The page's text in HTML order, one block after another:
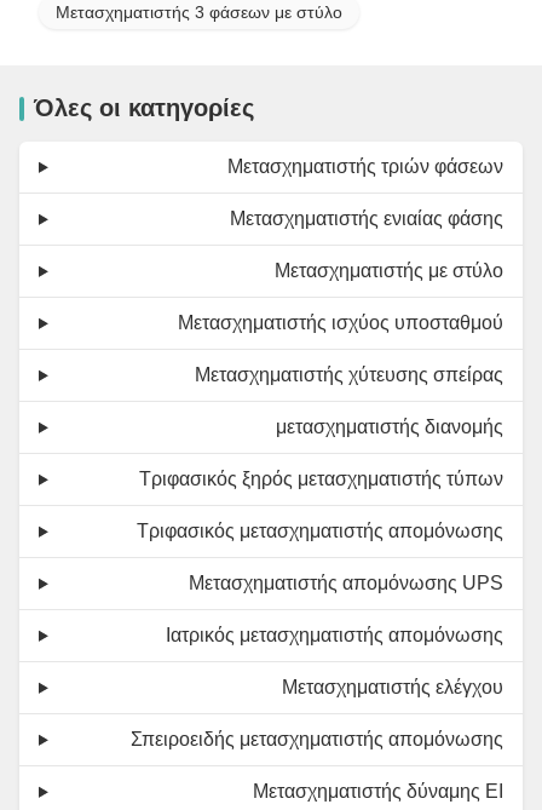
Μετασχηματιστής 3 φάσεων με στύλο
Όλες οι κατηγορίες
Μετασχηματιστής τριών φάσεων
Μετασχηματιστής ενιαίας φάσης
Μετασχηματιστής με στύλο
Μετασχηματιστής ισχύος υποσταθμού
Μετασχηματιστής χύτευσης σπείρας
μετασχηματιστής διανομής
Τριφασικός ξηρός μετασχηματιστής τύπων
Τριφασικός μετασχηματιστής απομόνωσης
Μετασχηματιστής απομόνωσης UPS
Ιατρικός μετασχηματιστής απομόνωσης
Μετασχηματιστής ελέγχου
Σπειροειδής μετασχηματιστής απομόνωσης
Μετασχηματιστής δύναμης EI